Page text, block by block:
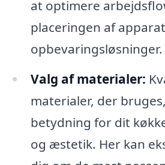
at optimere
placeringen af
opbevaringsløsninger.
Valg af materialer:
materialer, der
betydning for dit
og æstetik. Her kan